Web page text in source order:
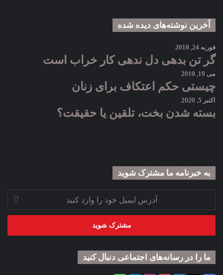
آخرین نوشته‌های دیده شده
فوریه 24, 2018
گر تن بدهی دل ندهی کار خراب است
می 19, 2019
چیستی حکم اعتکاف برای زنان
اکتبر 5, 2020
بسته شدن بخت، تلقین یا حقیقت؟
به خبرنامه‌‌ ما مشترک شوید
خود
وارد
ما را در رسانه‌های اجتماعی دنبال کنید